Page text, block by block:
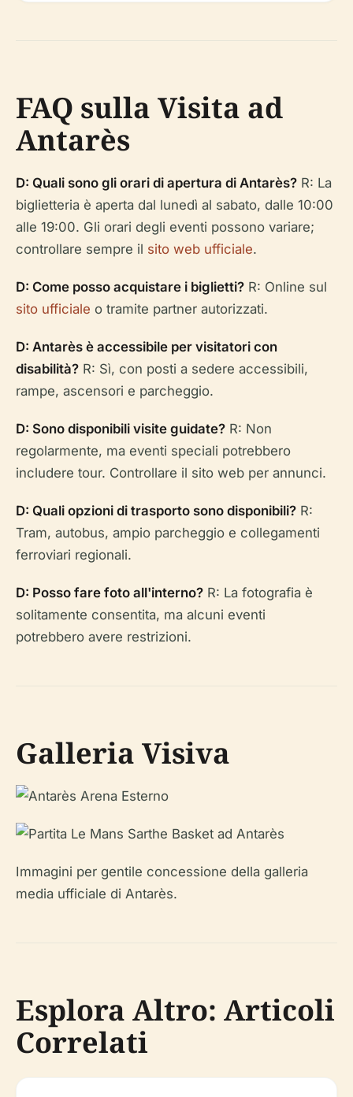
FAQ sulla Visita ad
Antarès
D: Quali sono gli orari di apertura di Antarès? R: La
biglietteria è aperta dal lunedì al sabato, dalle 10:00
alle 19:00. Gli orari degli eventi possono variare;
controllare sempre il sito web ufficiale.
D: Come posso acquistare i biglietti? R: Online sul
sito ufficiale o tramite partner autorizzati.
D: Antarès è accessibile per visitatori con
disabilità? R: Sì, con posti a sedere accessibili,
rampe, ascensori e parcheggio.
D: Sono disponibili visite guidate? R: Non
regolarmente, ma eventi speciali potrebbero
includere tour. Controllare il sito web per annunci.
D: Quali opzioni di trasporto sono disponibili? R:
Tram, autobus, ampio parcheggio e collegamenti
ferroviari regionali.
D: Posso fare foto all'interno? R: La fotografia è
solitamente consentita, ma alcuni eventi
potrebbero avere restrizioni.
Galleria Visiva
Immagini per gentile concessione della galleria
media ufficiale di Antarès.
Esplora Altro: Articoli
Correlati